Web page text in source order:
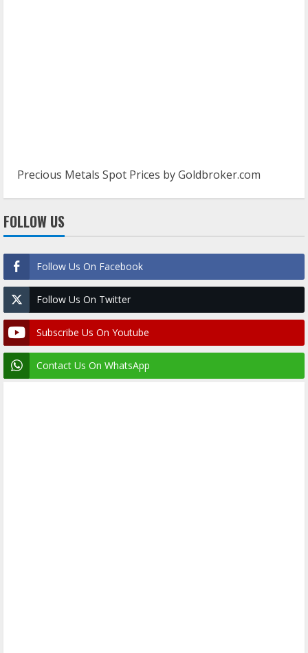
Precious Metals Spot Prices byGoldbroker.com
FOLLOW US
Follow Us On Facebook
Follow Us On Twitter
Subscribe Us On Youtube
Contact Us On WhatsApp